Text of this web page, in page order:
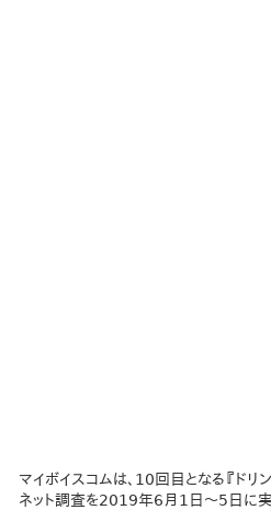
マイボイスコムは、10回目となる『ドリ
ネット調査を2019年6月1日～5日に